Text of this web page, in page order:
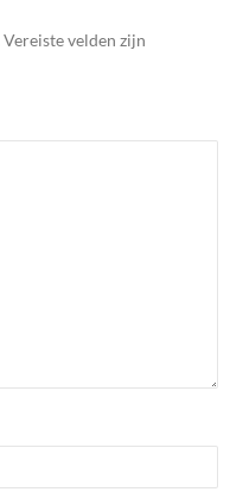
Vereiste velden zijn